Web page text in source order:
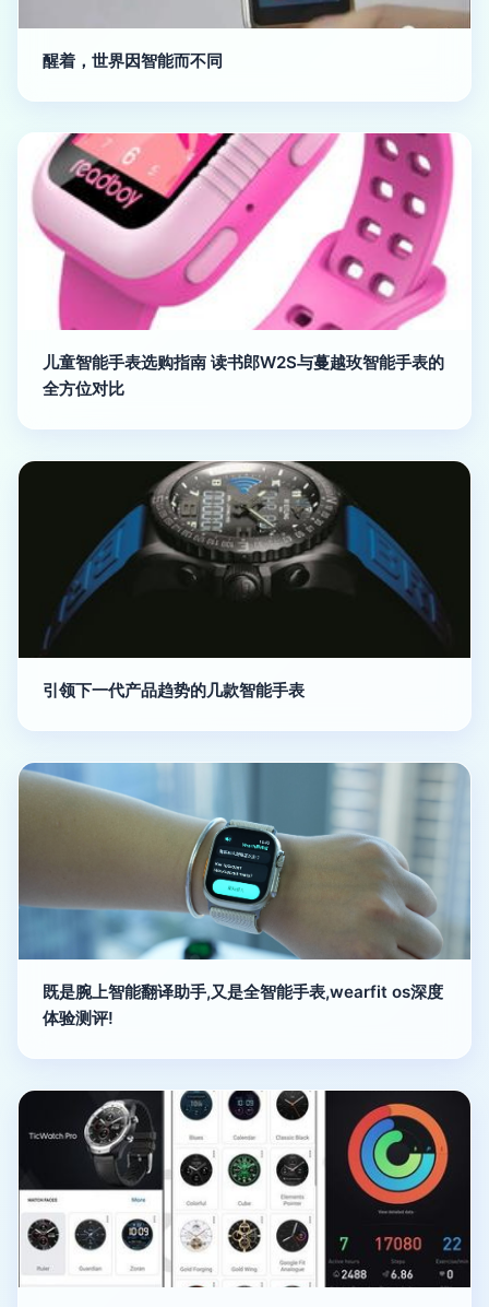
醒着，世界因智能而不同
儿童智能手表选购指南 读书郎W2S与蔓越玫智能手表的
全方位对比
引领下一代产品趋势的几款智能手表
既是腕上智能翻译助手,又是全智能手表,wearfit os深度
体验测评!